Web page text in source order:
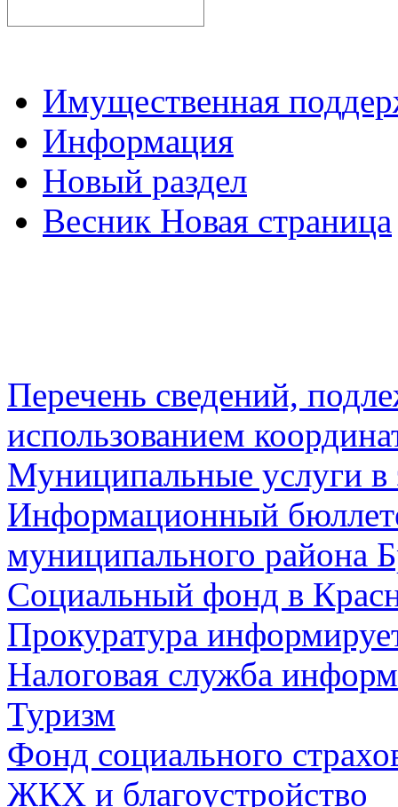
Имущественная
Информация
Новый раздел
Весник Новая страница
Перечень сведений,
использованием
Муниципальные услуги в
Информационный
муниципального района
Социальный фонд в
Прокуратура
Налоговая служба
Туризм
Фонд социального
ЖКХ и благоустройство